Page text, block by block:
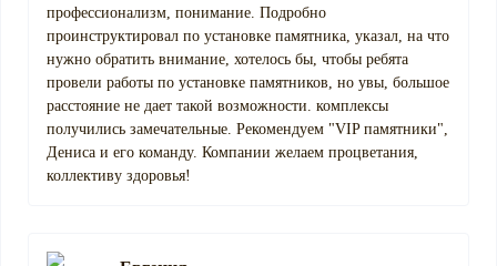
профессионализм, понимание. Подробно
проинструктировал по установке памятника, указал, на что
нужно обратить внимание, хотелось бы, чтобы ребята
провели работы по установке памятников, но увы, большое
расстояние не дает такой возможности. комплексы
получились замечательные. Рекомендуем "VIP памятники",
Дениса и его команду. Компании желаем процветания,
коллективу здоровья!